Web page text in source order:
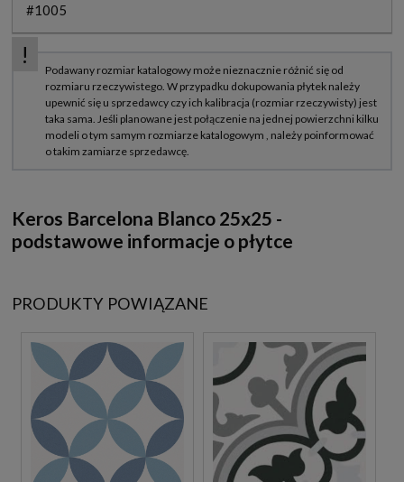
#1005
Keros Barcelona Blanco 25x25 -
podstawowe informacje o płytce
PRODUKTY POWIĄZANE